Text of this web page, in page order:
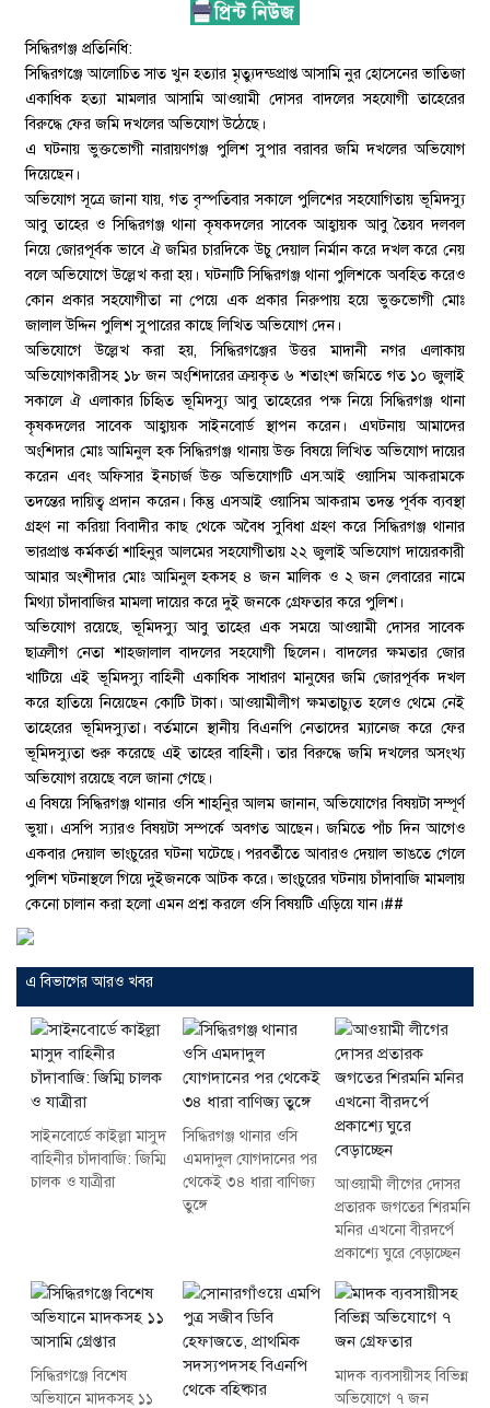
সিদ্ধিরগঞ্জ প্রতিনিধি:
সিদ্ধিরগঞ্জে আলোচিত সাত খুন হত্যার মৃত্যুদন্ডপ্রাপ্ত আসামি নুর হোসেনের ভাতিজা
একাধিক হত্যা মামলার আসামি আওয়ামী দোসর বাদলের সহযোগী তাহেরের
বিরুদ্ধে ফের জমি দখলের অভিযোগ উঠেছে।
এ ঘটনায় ভুক্তভোগী নারায়ণগঞ্জ পুলিশ সুপার বরাবর জমি দখলের অভিযোগ
দিয়েছেন।
অভিযোগ সূত্রে জানা যায়, গত বৃস্পতিবার সকালে পুলিশের সহযোগিতায় ভূমিদস্যু
আবু তাহের ও সিদ্ধিরগঞ্জ থানা কৃষকদলের সাবেক আহ্বায়ক আবু তৈয়ব দলবল
নিয়ে জোরপূর্বক ভাবে ঐ জমির চারদিকে উচু দেয়াল নির্মান করে দখল করে নেয়
বলে অভিযোগে উল্লেখ করা হয়। ঘটনাটি সিদ্ধিরগঞ্জ থানা পুলিশকে অবহিত করেও
কোন প্রকার সহযোগীতা না পেয়ে এক প্রকার নিরুপায় হয়ে ভুক্তভোগী মোঃ
জালাল উদ্দিন পুলিশ সুপারের কাছে লিখিত অভিযোগ দেন।
অভিযোগে উল্লেখ করা হয়, সিদ্ধিরগঞ্জের উত্তর মাদানী নগর এলাকায়
অভিযোগকারীসহ ১৮ জন অংশিদারের ক্রয়কৃত ৬ শতাংশ জমিতে গত ১০ জুলাই
সকালে ঐ এলাকার চিহিৃত ভূমিদস্যু আবু তাহেরের পক্ষ নিয়ে সিদ্ধিরগঞ্জ থানা
কৃষকদলের সাবেক আহ্বায়ক সাইনবোর্ড স্থাপন করেন। এঘটনায় আমাদের
অংশিদার মোঃ আমিনুল হক সিদ্ধিরগঞ্জ থানায় উক্ত বিষয়ে লিখিত অভিযোগ দায়ের
করেন এবং অফিসার ইনচার্জ উক্ত অভিযোগটি এস.আই ওয়াসিম আকরামকে
তদন্তের দায়িত্ব প্রদান করেন। কিন্তু এসআই ওয়াসিম আকরাম তদন্ত পূর্বক ব্যবস্থা
গ্রহণ না করিয়া বিবাদীর কাছ থেকে অবৈধ সুবিধা গ্রহণ করে সিদ্ধিরগঞ্জ থানার
ভারপ্রাপ্ত কর্মকর্তা শাহিনুর আলমের সহযোগীতায় ২২ জুলাই অভিযোগ দায়েরকারী
আমার অংশীদার মোঃ আমিনুল হকসহ ৪ জন মালিক ও ২ জন লেবারের নামে
মিথ্যা চাঁদাবাজির মামলা দায়ের করে দুই জনকে গ্রেফতার করে পুলিশ।
অভিযোগ রয়েছে, ভূমিদস্যু আবু তাহের এক সময়ে আওয়ামী দোসর সাবেক
ছাত্রলীগ নেতা শাহজালাল বাদলের সহযোগী ছিলেন। বাদলের ক্ষমতার জোর
খাটিয়ে এই ভূমিদস্যু বাহিনী একাধিক সাধারণ মানুষের জমি জোরপূর্বক দখল
করে হাতিয়ে নিয়েছেন কোটি টাকা। আওয়ামীলীগ ক্ষমতাচ্যুত হলেও থেমে নেই
তাহেরের ভূমিদস্যুতা। বর্তমানে স্থানীয় বিএনপি নেতাদের ম্যানেজ করে ফের
ভূমিদস্যুতা শুরু করেছে এই তাহের বাহিনী। তার বিরুদ্ধে জমি দখলের অসংখ্য
অভিযোগ রয়েছে বলে জানা গেছে।
এ বিষয়ে সিদ্ধিরগঞ্জ থানার ওসি শাহনিুর আলম জানান, অভিযোগের বিষয়টা সম্পূর্ণ
ভুয়া। এসপি স্যারও বিষয়টা সম্পর্কে অবগত আছেন। জমিতে পাঁচ দিন আগেও
একবার দেয়াল ভাংচুরের ঘটনা ঘটেছে। পরবর্তীতে আবারও দেয়াল ভাঙতে গেলে
পুলিশ ঘটনাস্থলে গিয়ে দুইজনকে আটক করে। ভাংচুরের ঘটনায় চাঁদাবাজি মামলায়
কেনো চালান করা হলো এমন প্রশ্ন করলে ওসি বিষয়টি এড়িয়ে যান।##
এ বিভাগের আরও খবর
সাইনবোর্ডে কাইল্লা মাসুদ
বাহিনীর চাঁদাবাজি: জিম্মি
চালক ও যাত্রীরা
সিদ্ধিরগঞ্জ থানার ওসি
এমদাদুল যোগদানের পর
থেকেই ৩৪ ধারা বাণিজ্য
তুঙ্গে
আওয়ামী লীগের দোসর
প্রতারক জগতের শিরমনি
মনির এখনো বীরদর্পে
প্রকাশ্যে ঘুরে বেড়াচ্ছেন
সিদ্ধিরগঞ্জে বিশেষ
অভিযানে মাদকসহ ১১
মাদক ব্যবসায়ীসহ বিভিন্ন
অভিযোগে ৭ জন